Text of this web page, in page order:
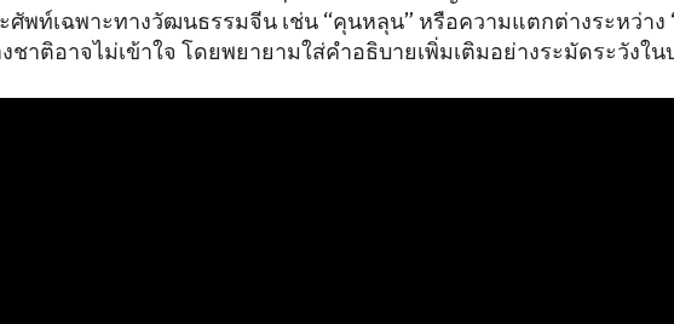
ศัพท์เฉพาะทางวัฒนธรรมจีน เช่น “คุนหลุน” หรือความแตกต่างระหว่าง “
ชาติอาจไม่เข้าใจ โดยพยายามใส่คำอธิบายเพิ่มเติมอย่างระมัดระวังใ